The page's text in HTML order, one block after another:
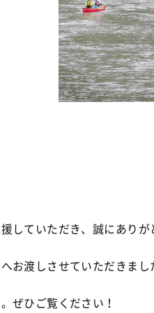
していただき、誠にありが
お渡しさせていただきまし
ぜひご覧ください！